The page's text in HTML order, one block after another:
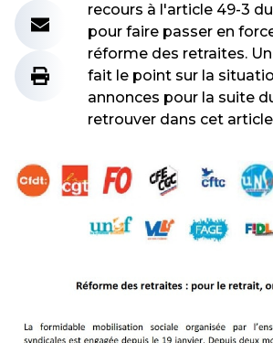
recours à l'article 49-3
pour faire passer en
réforme des retraites.
fait le point sur la
annonces pour la suite
retrouver dans cet